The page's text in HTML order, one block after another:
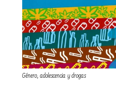
Género, adolescencia y drogas